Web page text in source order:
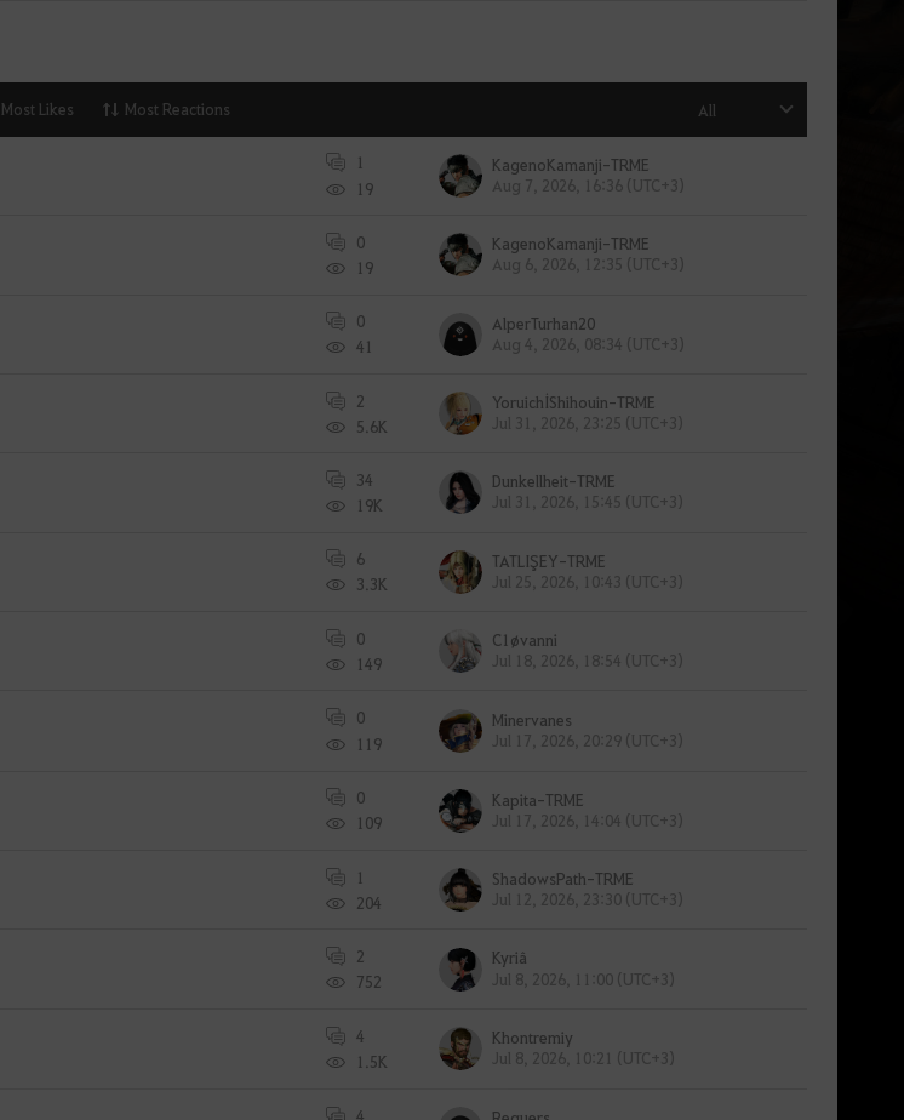
Most Likes Most Reactions All
1
19
KagenoKamanji-TRME
Aug 7, 2026, 16:36 (UTC+3)
0
19
KagenoKamanji-TRME
Aug 6, 2026, 12:35 (UTC+3)
0
41
AlperTurhan20
Aug 4, 2026, 08:34 (UTC+3)
2
5.6K
YoruichİShihouin-TRME
Jul 31, 2026, 23:25 (UTC+3)
34
19K
Dunkellheit-TRME
Jul 31, 2026, 15:45 (UTC+3)
6
3.3K
TATLIŞEY-TRME
Jul 25, 2026, 10:43 (UTC+3)
0
149
C1øvanni
Jul 18, 2026, 18:54 (UTC+3)
0
119
Minervanes
Jul 17, 2026, 20:29 (UTC+3)
0
109
Kapita-TRME
Jul 17, 2026, 14:04 (UTC+3)
1
204
ShadowsPath-TRME
Jul 12, 2026, 23:30 (UTC+3)
2
752
Kyriâ
Jul 8, 2026, 11:00 (UTC+3)
4
1.5K
Khontremiy
Jul 8, 2026, 10:21 (UTC+3)
4